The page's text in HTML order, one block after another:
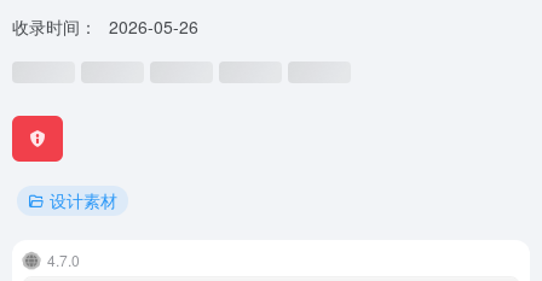
收录时间： 2026-05-26
设计素材
4.7.0